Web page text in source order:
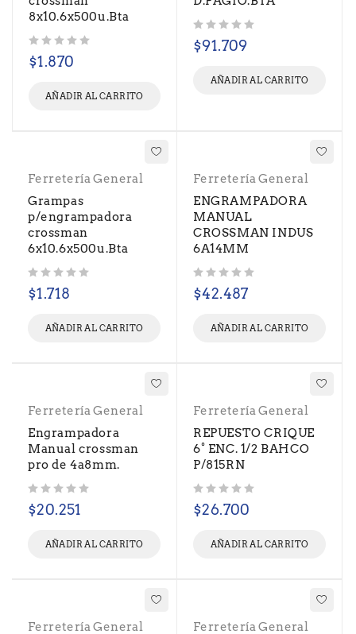
8x10.6x500u.Bta
$1.870
AÑADIR AL CARRITO
$91.709
AÑADIR AL CARRITO
Ferretería General
Grampas
p/engrampadora
crossman
6x10.6x500u.Bta
$1.718
AÑADIR AL CARRITO
Ferretería General
ENGRAMPADORA
MANUAL
CROSSMAN INDUS
6A14MM
$42.487
AÑADIR AL CARRITO
Ferretería General
Engrampadora
Manual crossman
pro de 4a8mm.
$20.251
AÑADIR AL CARRITO
Ferretería General
REPUESTO CRIQUE
6° ENC. 1/2 BAHCO
P/815RN
$26.700
AÑADIR AL CARRITO
Ferretería General
Ferretería General